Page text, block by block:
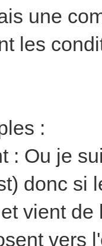
une
les
:
: Ou je
donc si
vient
vers